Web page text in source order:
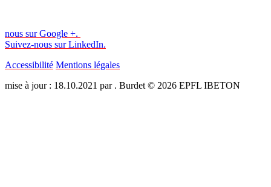
nous sur Google +.
Suivez-nous sur LinkedIn.
Accessibilité Mentions légales
mise à jour : 18.10.2021 par . Burdet © 2026 EPFL IBETON